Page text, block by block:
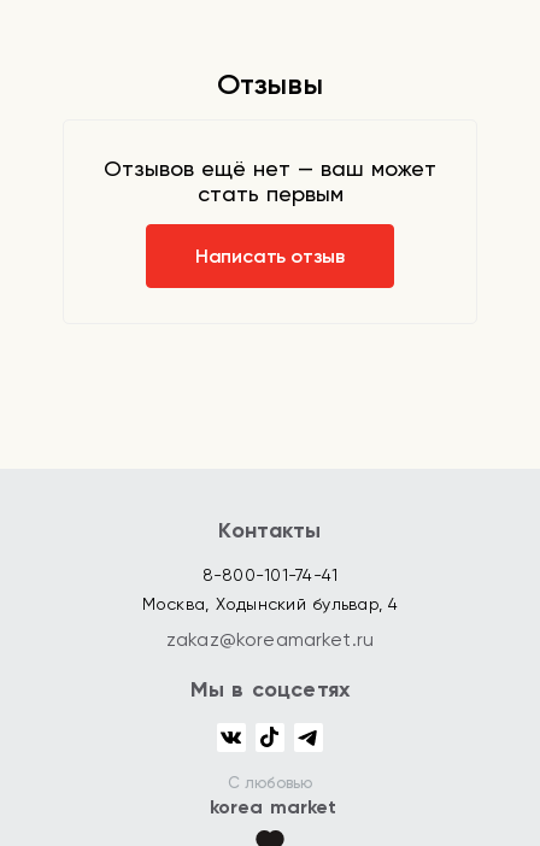
Отзывы
Отзывов ещё нет — ваш может
стать первым
Написать отзыв
Контакты
8-800-101-74-41
Москва, Ходынский бульвар, 4
zakaz@koreamarket.ru
Мы в соцсетях
С любовью
korea market